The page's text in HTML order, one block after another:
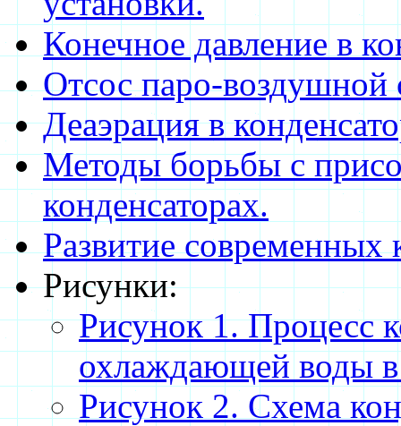
Конечное давление в
Отсос паро-воздушной
Деаэрация в
Методы борьбы с
конденсаторах.
Развитие современных
Рисунки:
Рисунок 1. Процесс
охлаждающей воды в
Рисунок 2. Схема